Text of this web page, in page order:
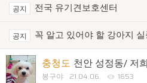
공지 전국 유기견보호센터
공지 꼭 알고 있어야 할 강아지
충청도 천안 성정동/ 저
봉구야 21.04.06. 1653